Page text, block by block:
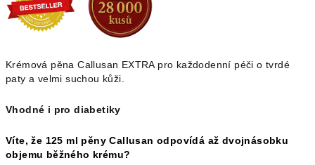
5
hvězdiček.
Krémová pěna Callusan EXTRA pro každodenní péči o tvrdé
paty a velmi suchou kůži.
Vhodné i pro diabetiky
Víte, že 125 ml pěny Callusan odpovídá až dvojnásobku
objemu běžného krému?